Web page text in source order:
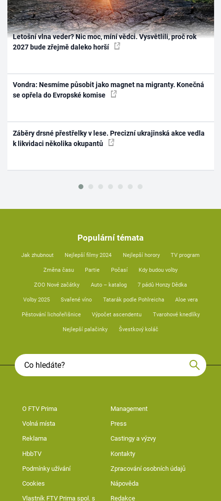
Letošní vlna veder? Nic moc, míní vědci. Vysvětlili, proč rok
2027 bude zřejmě daleko horší
Vondra: Nesmíme působit jako magnet na migranty. Konečná
se opřela do Evropské komise
Záběry drsné přestřelky v lese. Precizní ukrajinská akce vedla
k likvidaci několika okupantů
Populární témata
Jak zhubnout Nejlepší filmy 2024 Nejlepší horory TV program
Změna času Partie Počasí Kdy budou volby
ZOO Nové začátky Auto – katalog 7 pádů Honzy Dědka
Volby 2025 Svařené víno Tatarák podle Pohlreicha Aloe vera
Pěstování lichořeřišnice Výpočet ascendentu Tvarohové knedlíky
Nejlepší palačinky Švestkový koláč
O FTV Prima Management
Volná místa Press
Reklama Castingy a výzvy
HbbTV Kontakty
Podmínky užívání Zpracování osobních údajů
Cookies Nápověda
Vlastník FTV Prima spol. s Redakce